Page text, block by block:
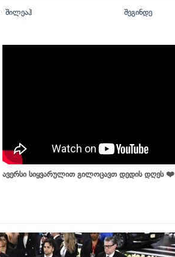
შილეაჰ შეგინდე
ავერსი სიყვარულით გილოცავთ დედის დღეს ❤️